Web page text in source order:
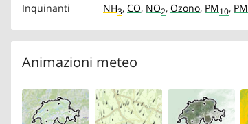
Inquinanti
NH3, CO, NO2, Ozono, PM10, PM
Animazioni meteo